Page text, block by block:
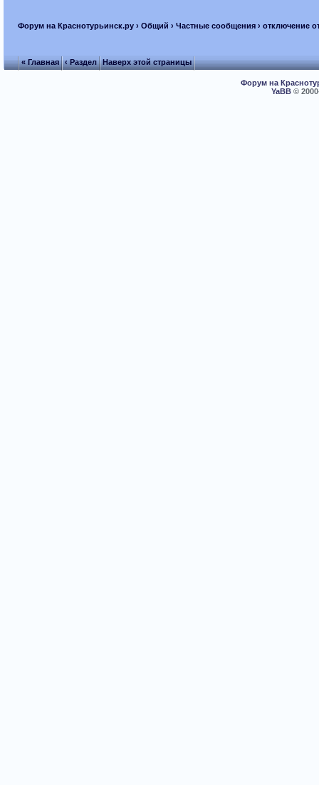
Форум на Краснотурьинск.ру› Общий › Частные сообщения› отключение
« Главная ‹ Раздел Наверх этой страницы
Форум на
YaBB©